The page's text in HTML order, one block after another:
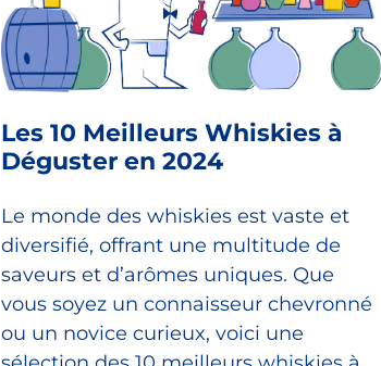
Les 10 Meilleurs Whiskies à
Déguster en 2024
Le monde des whiskies est vaste et
diversifié, offrant une multitude de
saveurs et d’arômes uniques. Que
vous soyez un connaisseur chevronné
ou un novice curieux, voici une